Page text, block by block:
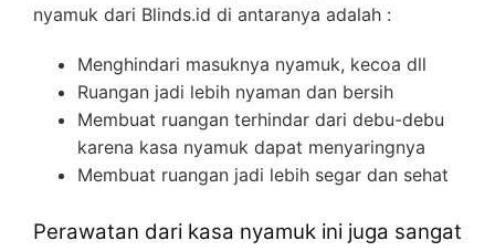
nyamuk dari Blinds.id di antaranya adalah :
Menghindari masuknya nyamuk, kecoa dll
Ruangan jadi lebih nyaman dan bersih
Membuat ruangan terhindar dari debu-debu
karena kasa nyamuk dapat menyaringnya
Membuat ruangan jadi lebih segar dan sehat
Perawatan dari kasa nyamuk ini juga sangat